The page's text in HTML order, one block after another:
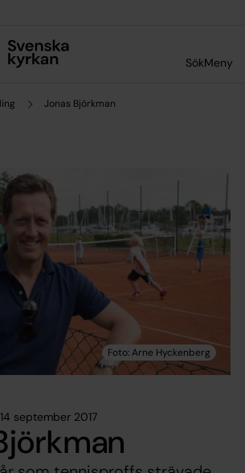
SökMeny
Jonas Björkman
september 2017